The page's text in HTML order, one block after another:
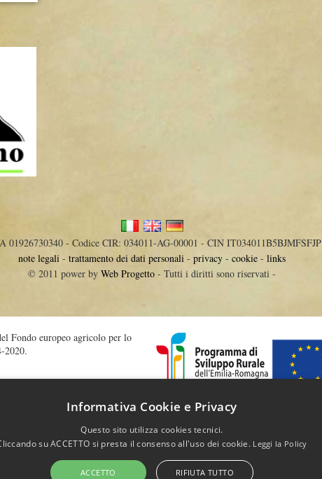
01926730340 - Codice CIR: 034011-AG-00001 - CIN IT034011B5BJMFSFJP
note legali - trattamento dei dati personali - privacy - cookie - links
© 2011 power by Web Progetto - Tutti i diritti sono riservati -
Fondo europeo agricolo per lo
2020.
general_framework/l60032_it.htm
Informativa Cookie e Privacy
Questo sito utilizza cookies tecnici.
su ACCETTO si presta il consenso all'uso dei cookie. Leggi la Policy
ACCETTO RIFIUTA TUTTO